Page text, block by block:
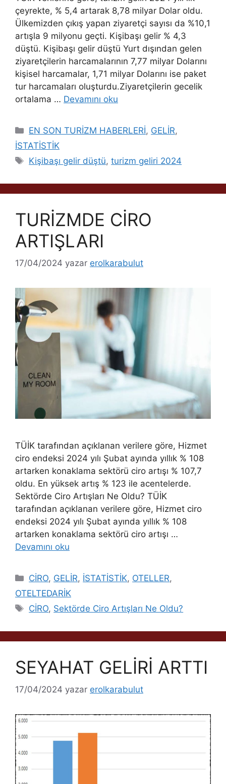
çeyrekte, % 5,4 artarak 8,78 milyar Dolar oldu.
Ülkemizden çıkış yapan ziyaretçi sayısı da %10,1
artışla 9 milyonu geçti. Kişibaşı gelir % 4,3
düştü. Kişibaşı gelir düştü Yurt dışından gelen
ziyaretçilerin harcamalarının 7,77 milyar Dolarını
kişisel harcamalar, 1,71 milyar Dolarını ise paket
tur harcamaları oluşturdu.Ziyaretçilerin gecelik
ortalama … Devamını oku
Kategoriler
EN SON TURİZM HABERLERİ, GELİR,
İSTATİSTİK
Etiketler
Kişibaşı gelir düştü,turizm geliri 2024
TURİZMDE CİRO
ARTIŞLARI
17/04/2024 yazar erolkarabulut
TÜİK tarafından açıklanan verilere göre, Hizmet
ciro endeksi 2024 yılı Şubat ayında yıllık % 108
artarken konaklama sektörü ciro artışı % 107,7
oldu. En yüksek artış % 123 ile acentelerde.
Sektörde Ciro Artışları Ne Oldu? TÜİK
tarafından açıklanan verilere göre, Hizmet ciro
endeksi 2024 yılı Şubat ayında yıllık % 108
artarken konaklama sektörü ciro artışı …
Devamını oku
Kategoriler
CİRO, GELİR, İSTATİSTİK, OTELLER,
OTELTEDARİK
Etiketler
CİRO, Sektörde Ciro Artışları Ne Oldu?
SEYAHAT GELİRİ ARTTI
17/04/2024 yazar erolkarabulut